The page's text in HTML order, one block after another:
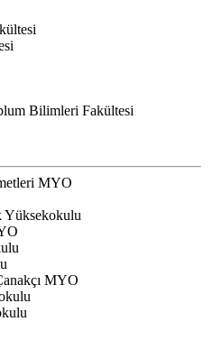
Bilimleri Fakültesi
MYO
Yüksekokulu
MYO